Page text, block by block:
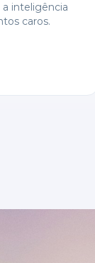
inteligência
caros.